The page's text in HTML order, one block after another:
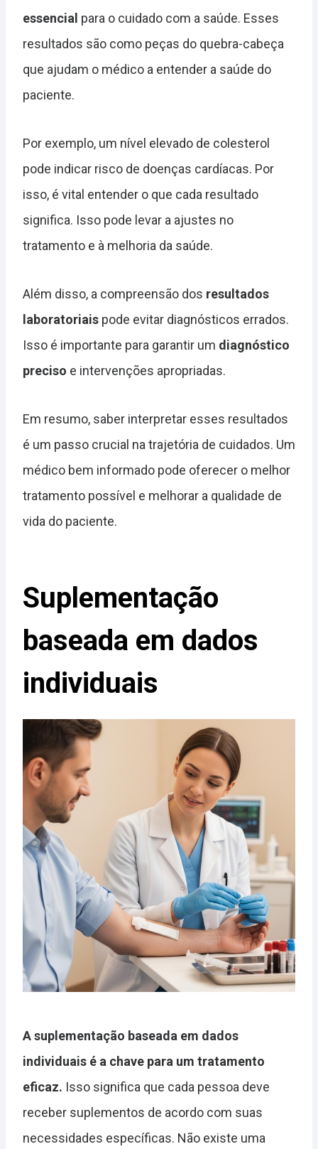
essencial para o cuidado com a saúde. Esses
resultados são como peças do quebra-cabeça
que ajudam o médico a entender a saúde do
paciente.
Por exemplo, um nível elevado de colesterol
pode indicar risco de doenças cardíacas. Por
isso, é vital entender o que cada resultado
significa. Isso pode levar a ajustes no
tratamento e à melhoria da saúde.
Além disso, a compreensão dos resultados
laboratoriais pode evitar diagnósticos errados.
Isso é importante para garantir um diagnóstico
preciso e intervenções apropriadas.
Em resumo, saber interpretar esses resultados
é um passo crucial na trajetória de cuidados. Um
médico bem informado pode oferecer o melhor
tratamento possível e melhorar a qualidade de
vida do paciente.
Suplementação
baseada em dados
individuais
A suplementação baseada em dados
individuais é a chave para um tratamento
eficaz. Isso significa que cada pessoa deve
receber suplementos de acordo com suas
necessidades específicas. Não existe uma